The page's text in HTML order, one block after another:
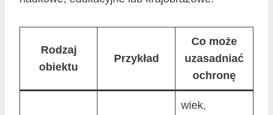
Rodzaj
obiektu
Przykład
Co może
uzasadniać
ochronę
wiek,